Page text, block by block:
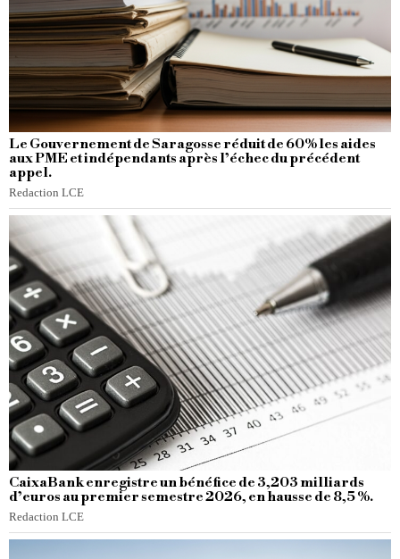
Le Gouvernement de Saragosse réduit de 60% les aides
aux PME et indépendants après l’échec du précédent
appel.
Redaction LCE
CaixaBank enregistre un bénéfice de 3,203 milliards
d’euros au premier semestre 2026, en hausse de 8,5 %.
Redaction LCE